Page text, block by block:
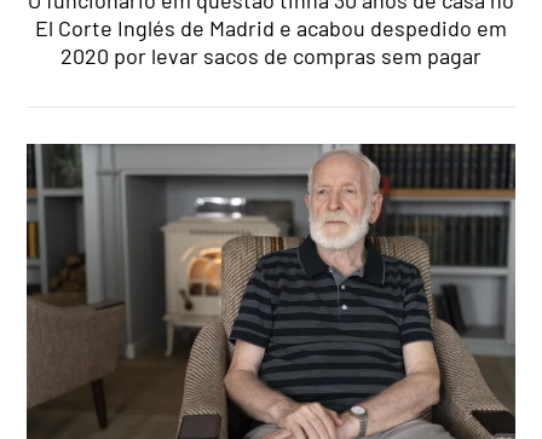
El Corte Inglés de Madrid e acabou despedido em
2020 por levar sacos de compras sem pagar